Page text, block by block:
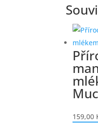
159,00